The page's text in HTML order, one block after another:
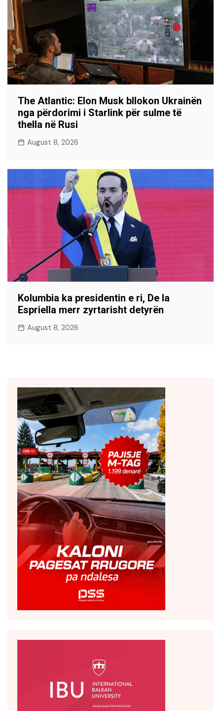
The Atlantic: Elon Musk bllokon Ukrainën
nga përdorimi i Starlink për sulme të
thella në Rusi
August 8, 2026
Kolumbia ka presidentin e ri, De la
Espriella merr zyrtarisht detyrën
August 8, 2026